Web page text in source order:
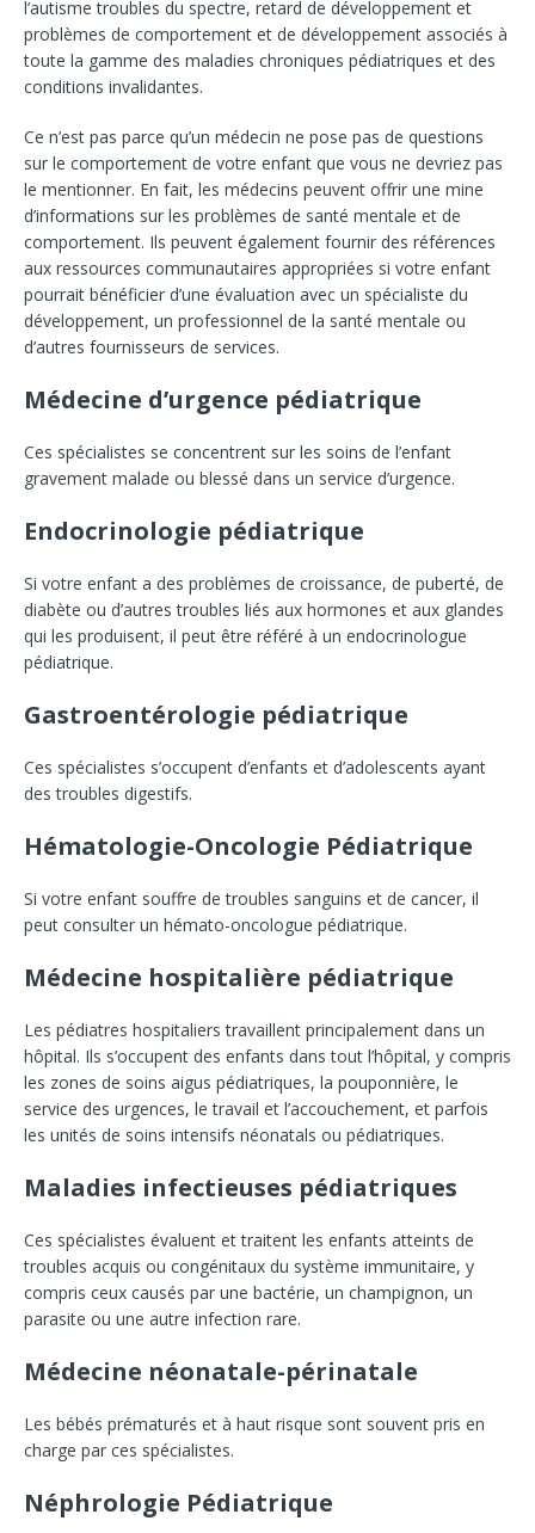
l’autisme troubles du spectre, retard de développement et
problèmes de comportement et de développement associés à
toute la gamme des maladies chroniques pédiatriques et des
conditions invalidantes.
Ce n’est pas parce qu’un médecin ne pose pas de questions
sur le comportement de votre enfant que vous ne devriez pas
le mentionner. En fait, les médecins peuvent offrir une mine
d’informations sur les problèmes de santé mentale et de
comportement. Ils peuvent également fournir des références
aux ressources communautaires appropriées si votre enfant
pourrait bénéficier d’une évaluation avec un spécialiste du
développement, un professionnel de la santé mentale ou
d’autres fournisseurs de services.
Médecine d’urgence pédiatrique
Ces spécialistes se concentrent sur les soins de l’enfant
gravement malade ou blessé dans un service d’urgence.
Endocrinologie pédiatrique
Si votre enfant a des problèmes de croissance, de puberté, de
diabète ou d’autres troubles liés aux hormones et aux glandes
qui les produisent, il peut être référé à un endocrinologue
pédiatrique.
Gastroentérologie pédiatrique
Ces spécialistes s’occupent d’enfants et d’adolescents ayant
des troubles digestifs.
Hématologie-Oncologie Pédiatrique
Si votre enfant souffre de troubles sanguins et de cancer, il
peut consulter un hémato-oncologue pédiatrique.
Médecine hospitalière pédiatrique
Les pédiatres hospitaliers travaillent principalement dans un
hôpital. Ils s’occupent des enfants dans tout l’hôpital, y compris
les zones de soins aigus pédiatriques, la pouponnière, le
service des urgences, le travail et l’accouchement, et parfois
les unités de soins intensifs néonatals ou pédiatriques.
Maladies infectieuses pédiatriques
Ces spécialistes évaluent et traitent les enfants atteints de
troubles acquis ou congénitaux du système immunitaire, y
compris ceux causés par une bactérie, un champignon, un
parasite ou une autre infection rare.
Médecine néonatale-périnatale
Les bébés prématurés et à haut risque sont souvent pris en
charge par ces spécialistes.
Néphrologie Pédiatrique